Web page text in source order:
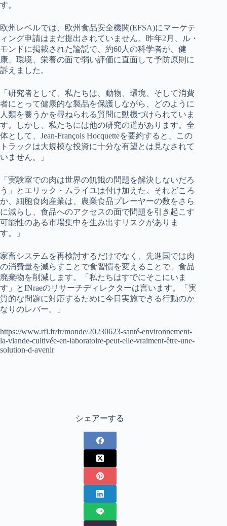
す。
欧州レベルでは、欧州食品安全機関(EFSA)にマーケテ
ィング申請はまだ提出されていません。昨年2月、ル・
モンドに掲載された論説で、約60人の科学者が、健
康、環境、栄養の面で弱い評価に直面して予防原則に
訴えました。
「研究者として、私たちは、動物、環境、そして消費
者にとって健康的な製品を保護しながら、どのように
人類を養うかを尋ねられる質問に動機づけられていま
す。しかし、私たちには他の研究の道があります。全
体として、Jean-François Hocquetteを要約すると、この
トラックは大規模な投資に十分な有望とは見なされて
いません。」
「実験室での肉は世界の飢餓の問題を解決しないだろ
う」とエリック・ムライユは付け加えた。それどころ
か、細胞食肉産業は、農業食品プレーヤーの数をさら
に減らし、食品へのアクセスの面で問題を引き起こす
可能性のある市場集中を生み出すリスクがありま
す。」
家畜システムを再検討するだけでなく、先進国では肉
の消費量を減らすことで食習慣を変えることで、食品
廃棄物を削減します。「私たちはすでにそこにいま
す」とINraeのリサーチディレクターは言います。「実
質的な問題に対応するために今日実施できる行動のか
なりのレバー。」
https://www.rfi.fr/fr/monde/20230623-santé-environnement-
la-viande-cultivée-en-laboratoire-peut-elle-vraiment-être-une-
solution-d-avenir
シェアーする